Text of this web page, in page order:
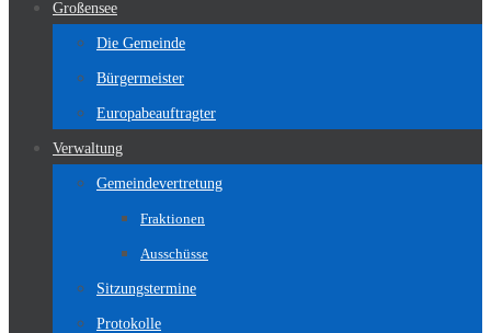
Großensee
Die Gemeinde
Bürgermeister
Europabeauftragter
Verwaltung
Gemeindevertretung
Fraktionen
Ausschüsse
Sitzungstermine
Protokolle